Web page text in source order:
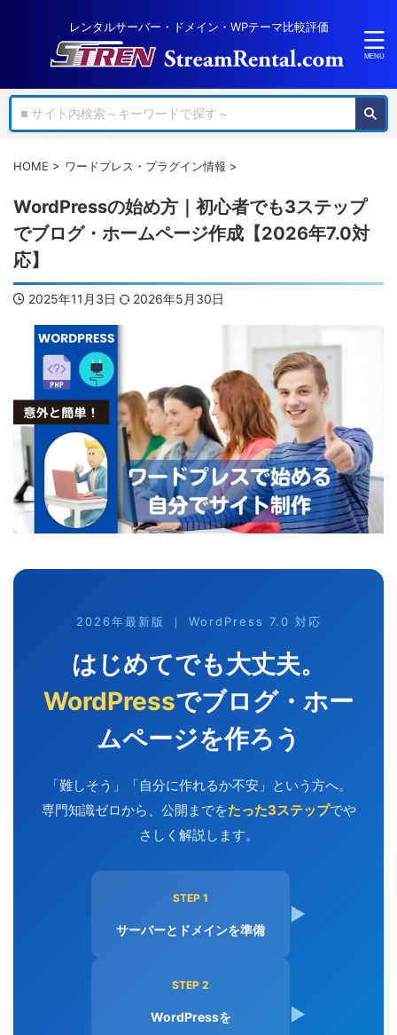
レンタルサーバー・ドメイン・WPテーマ比較評価
HOME > ワードプレス・プラグイン情報 >
WordPressの始め方｜初心者でも3ステップ
でブログ・ホームページ作成【2026年7.0対
応】
2025年11月3日 2026年5月30日
2026年最新版 ｜ WordPress 7.0 対応
はじめてでも大丈夫。
WordPressでブログ・ホー
ムページを作ろう
「難しそう」「自分に作れるか不安」という方へ。
専門知識ゼロから、公開までをたった3ステップでや
さしく解説します。
STEP 1
サーバーとドメインを準備
▶
STEP 2
WordPressを
▶